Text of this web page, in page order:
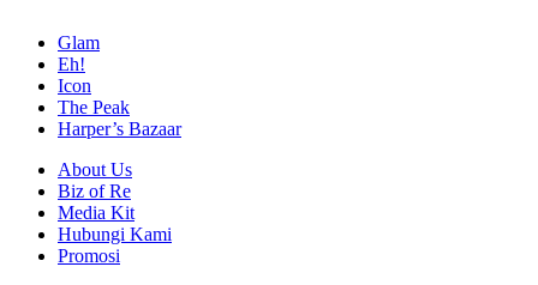
Glam
Eh!
Icon
The Peak
Harper’s Bazaar
About Us
Biz of Re
Media Kit
Hubungi Kami
Promosi